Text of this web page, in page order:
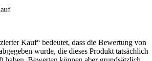
Kauf“ bedeutet, dass die Bewertung von
wurde, die dieses Produkt tatsächlich